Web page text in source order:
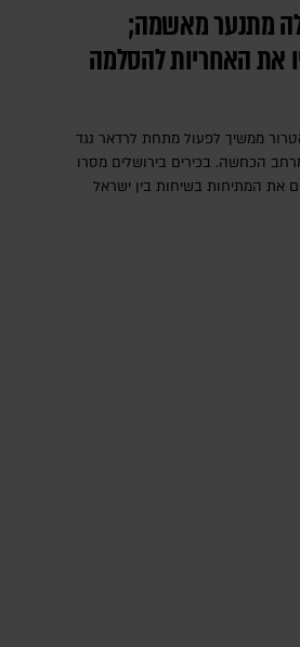
מתנער מאשמה;
את האחריות להסלמה
הטרור ממשיך לפעול מתחת לרדאר נגד
הכחשה. בכירים בירושלים מסרו
את המתיחות בשיחות בין ישראל